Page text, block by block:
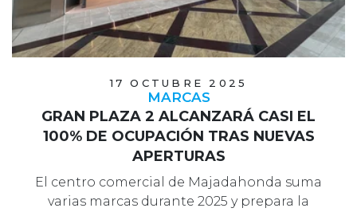
17 OCTUBRE 2025
MARCAS
GRAN PLAZA 2 ALCANZARÁ CASI EL
100% DE OCUPACIÓN TRAS NUEVAS
APERTURAS
El centro comercial de Majadahonda suma
varias marcas durante 2025 y prepara la